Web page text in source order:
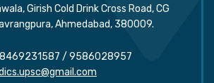
Girish Cold Drink Cross Road, CG
Ahmedabad, 380009.
8469231587 / 9586028957